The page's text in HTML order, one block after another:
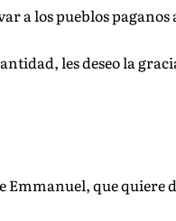
a los pueblos
les deseo la
Emmanuel, que quiere